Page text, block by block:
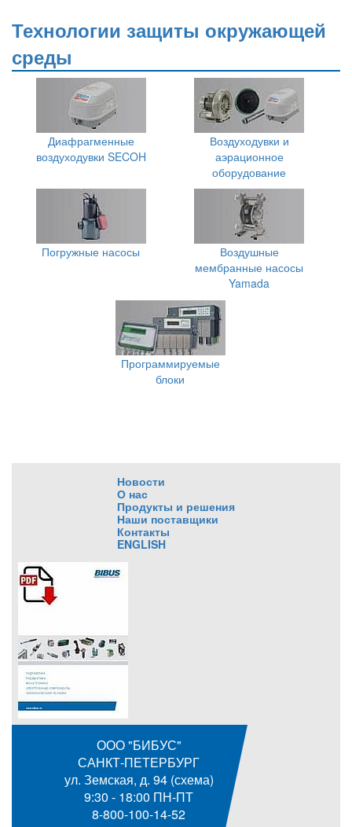
Технологии защиты окружающей
среды
Диафрагменные
воздуходувки SECOH
Воздуходувки и
аэрационное
оборудование
Погружные насосы
Воздушные
мембранные насосы
Yamada
Программируемые
блоки
ООО "БИБУС"
САНКТ-ПЕТЕРБУРГ
ул. Земская, д. 94 (схема)
9:30 - 18:00 ПН-ПТ
8-800-100-14-52
Новости
О нас
Продукты и решения
Наши поставщики
Контакты
ENGLISH